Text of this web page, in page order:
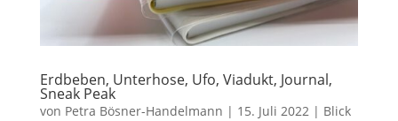
Erdbeben, Unterhose, Ufo, Viadukt, Journal,
Sneak Peak
von Petra Bösner-Handelmann | 15. Juli 2022 | Blick